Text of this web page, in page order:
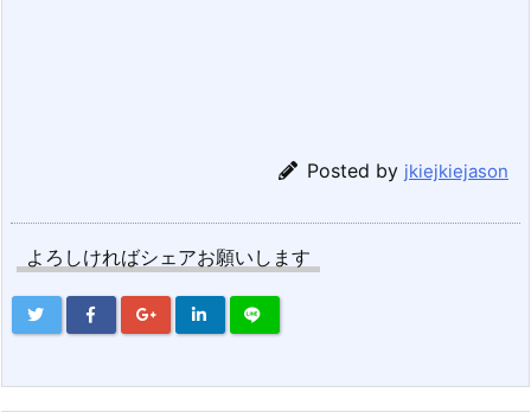
Posted by jkiejkiejason
よろしければシェアお願いします